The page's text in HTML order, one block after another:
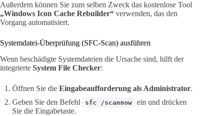
Außerdem können Sie zum selben Zweck das kostenlose Tool
„Windows Icon Cache Rebuilder“ verwenden, das den
Vorgang automatisiert.
Systemdatei-Überprüfung (SFC-Scan) ausführen
Wenn beschädigte Systemdateien die Ursache sind, hilft der
integrierte System File Checker:
Öffnen Sie die Eingabeaufforderung als Administrator.
Geben Sie den Befehl
sfc /scannow
ein und drücken
Sie die Eingabetaste.